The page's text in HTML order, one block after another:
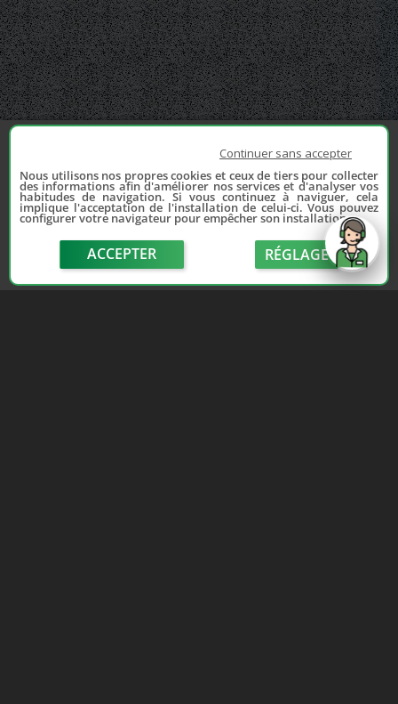
Continuer sans accepter
Nous utilisons nos propres cookies et ceux de tiers pour collecter
des informations afin d'améliorer nos services et d'analyser vos
habitudes de navigation. Si vous continuez à naviguer, cela
implique l'acceptation de l'installation de celui-ci. Vous pouvez
configurer votre navigateur pour empêcher son installation.
ACCEPTER RÉGLAGE